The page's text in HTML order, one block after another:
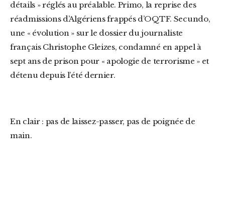
détails » réglés au préalable. Primo, la reprise des
réadmissions d’Algériens frappés d’OQTF. Secundo,
une « évolution » sur le dossier du journaliste
français Christophe Gleizes, condamné en appel à
sept ans de prison pour « apologie de terrorisme » et
détenu depuis l’été dernier.
En clair : pas de laissez-passer, pas de poignée de
main.